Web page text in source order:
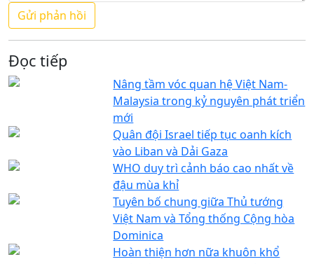
Đọc tiếp
Nâng tầm vóc quan hệ Việt Nam-
Malaysia trong kỷ nguyên phát triển
mới
Quân đội Israel tiếp tục oanh kích
vào Liban và Dải Gaza
WHO duy trì cảnh báo cao nhất về
đậu mùa khỉ
Tuyên bố chung giữa Thủ tướng
Việt Nam và Tổng thống Cộng hòa
Dominica
Hoàn thiện hơn nữa khuôn khổ